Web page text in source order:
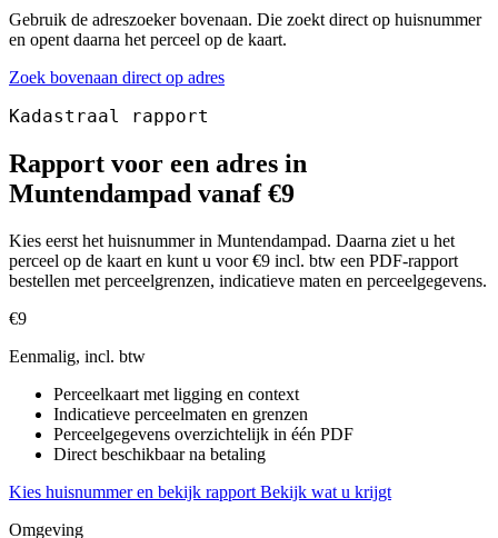
Gebruik de adreszoeker bovenaan. Die zoekt direct op huisnummer
en opent daarna het perceel op de kaart.
Zoek bovenaan direct op adres
Kadastraal rapport
Rapport voor een adres in
Muntendampad vanaf €9
Kies eerst het huisnummer in Muntendampad. Daarna ziet u het
perceel op de kaart en kunt u voor €9 incl. btw een PDF-rapport
bestellen met perceelgrenzen, indicatieve maten en perceelgegevens.
€9
Eenmalig, incl. btw
Perceelkaart met ligging en context
Indicatieve perceelmaten en grenzen
Perceelgegevens overzichtelijk in één PDF
Direct beschikbaar na betaling
Kies huisnummer en bekijk rapport Bekijk wat u krijgt
Omgeving